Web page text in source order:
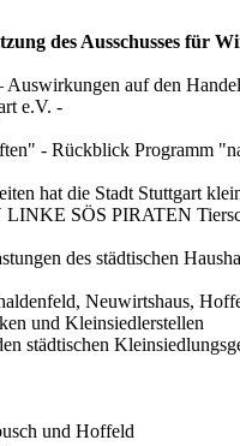
des Ausschusses für
Auswirkungen auf den Handel
e.V. -
- Rückblick Programm
hat die Stadt Stuttgart
SÖS PIRATEN
des städtischen
Neuwirtshaus,
und Kleinsiedlerstellen
städtischen
und Hoffeld